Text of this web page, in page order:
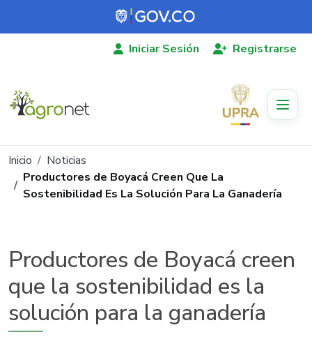
Pasar al contenido principal
Iniciar Sesión Registrarse
Ruta de navegación
Inicio
Noticias
Productores de Boyacá Creen Que La
Sostenibilidad Es La Solución Para La Ganadería
Productores de Boyacá creen
que la sostenibilidad es la
solución para la ganadería